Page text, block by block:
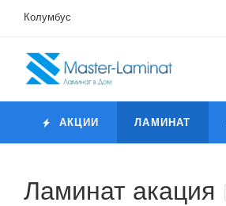
Колумбус
АКЦИИ ЛАМИНАТ
Ламинат акация